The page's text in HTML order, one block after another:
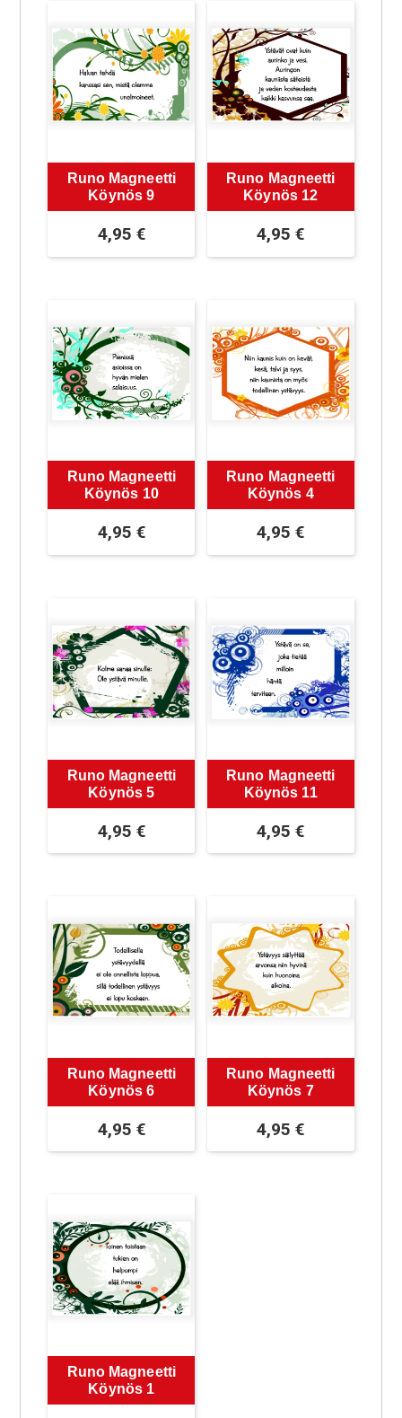
Runo Magneetti
Köynös 9
4,95 €
Runo Magneetti
Köynös 12
4,95€
Runo Magneetti
Köynös 10
4,95 €
Runo Magneetti
Köynös 4
4,95€
Runo Magneetti
Köynös 5
4,95 €
Runo Magneetti
Köynös 11
4,95€
Runo Magneetti
Köynös 6
4,95 €
Runo Magneetti
Köynös 7
4,95€
Runo Magneetti
Köynös 1